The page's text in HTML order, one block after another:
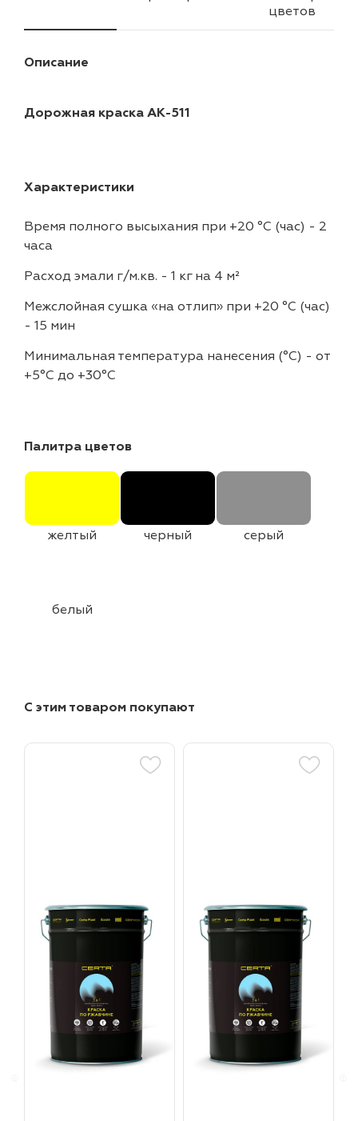
цветов
Описание
Дорожная краска АК-511
Характеристики
Время полного высыхания при +20 °С (час) - 2
часа
Расход эмали г/м.кв. - 1 кг на 4 м²
Межслойная сушка «на отлип» при +20 °С (час)
- 15 мин
Минимальная температура нанесения (°С) - от
+5°C до +30°C
Палитра цветов
желтый черный серый
белый
С этим товаром покупают